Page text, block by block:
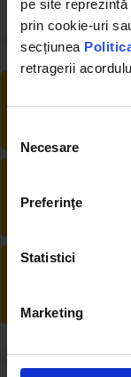
pe site
prin cookie-uri
secțiunea
retragerii
consimțământului
Necesare
Preferinţe
Statistici
Marketing
Ai
La